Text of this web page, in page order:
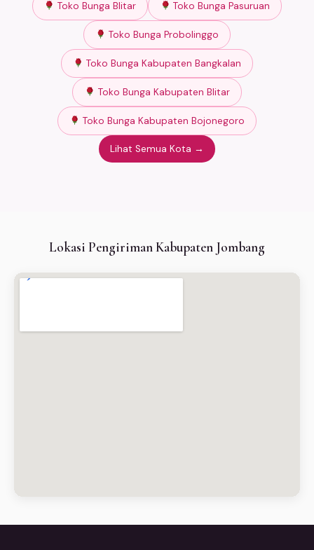
Toko Bunga Blitar Toko Bunga Pasuruan
Toko Bunga Probolinggo
Toko Bunga Kabupaten Bangkalan
Toko Bunga Kabupaten Blitar
Toko Bunga Kabupaten Bojonegoro
Lihat Semua Kota →
Lokasi Pengiriman Kabupaten Jombang